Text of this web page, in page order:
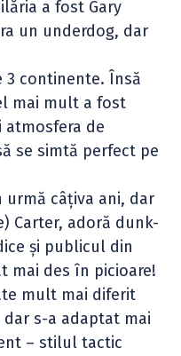
a fost Gary
un underdog, dar
continente. Însă
mai mult a fost
atmosfera de
se simtă perfect pe
urmă câțiva ani, dar
Carter, adoră dunk-
și publicul din
mai des în picioare!
mult mai diferit
s-a adaptat mai
– stilul tactic